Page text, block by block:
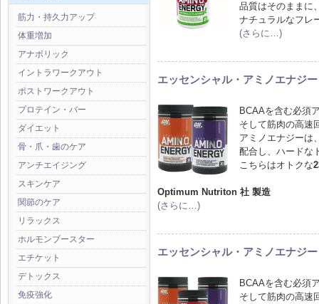
筋力・持久力アップ
体重増加
アナボリック
イントラワークアウト
ポストワークアウト
プロテイン・バー
ダイエット
骨・爪・歯のケア
アンチエイジング
スキンケア
関節のケア
リラックス
ホルモンブースター
エチケット
デトックス
免疫強化
品質はそのままに
ナチュラルなフレ
(さらに…)
エッセンシャル・アミノエナジ
BCAAを含む必須
そして筋肉の高速
アミノエナジーは
配合し、ハードな
こちらはオトクな
Optimum Nutriton 社 製造
(さらに…)
エッセンシャル・アミノエナジ
BCAAを含む必須
そして筋肉の高速